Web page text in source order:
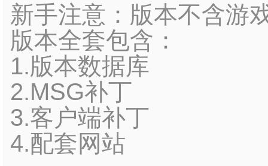
新手注意：版本不含游
版本全套包含：
1.版本数据库
2.MSG补丁
3.客户端补丁
4.配套网站